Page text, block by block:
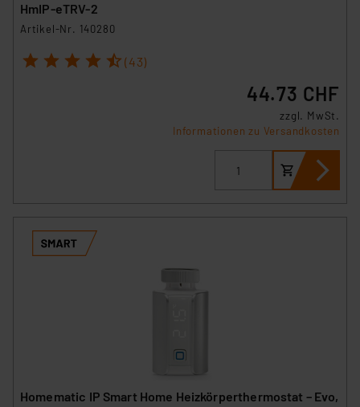
HmIP-eTRV-2
Artikel-Nr. 140280
1 2 3 4 5 (43)
44.73 CHF
zzgl. MwSt.
Informationen zu Versandkosten
Homematic IP Smart Home Heizkörperthermostat – Evo,